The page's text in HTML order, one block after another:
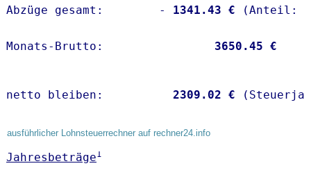
Abzüge gesamt:        -
1341.43 €
Monats-Brutto: 3650.45 €
netto bleiben: 2309.02 €
ausführlicher Lohnsteuerrechner auf rechner24.info
Jahresbeträge1